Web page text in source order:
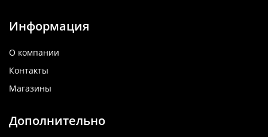
Информация
О компании
Контакты
Магазины
Дополнительно